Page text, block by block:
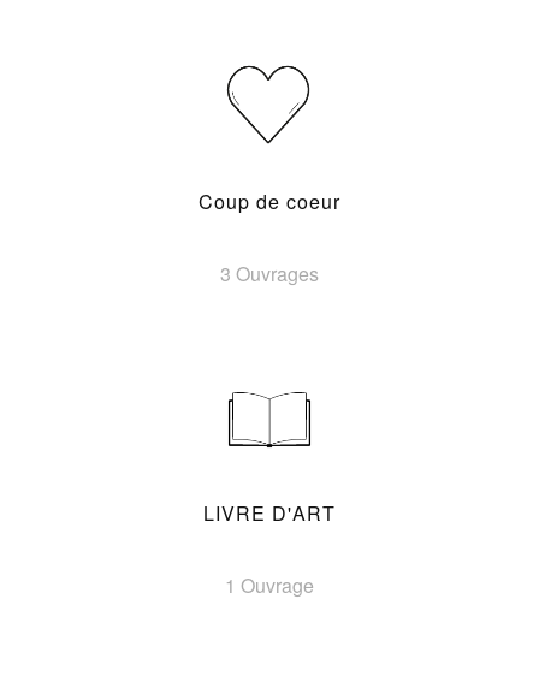
Coup de coeur
3 Ouvrages
LIVRE D'ART
1 Ouvrage